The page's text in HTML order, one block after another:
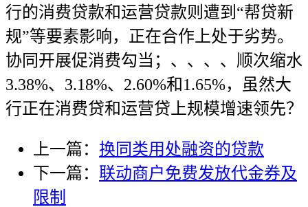
行的消费贷款和运营贷款则遭到“帮贷新
规”等要素影响，正在合作上处于劣势。
协同开展促消费勾当；、、、、顺次缩水
3.38%、3.18%、2.60%和1.65%，虽然大
行正在消费贷和运营贷上规模增速领先？
上一篇： 换同类用处融资的贷款
下一篇： 联动商户免费发放代金券及
限制